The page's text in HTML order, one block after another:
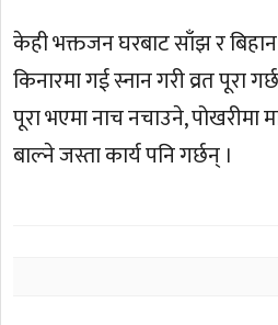
केही भक्तजन घरबाट साँझ र बिहान
किनारमा गई स्नान गरी व्रत पूरा
पूरा भएमा नाच नचाउने, पोखरीमा
बाल्ने जस्ता कार्य पनि गर्छन् ।